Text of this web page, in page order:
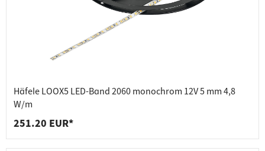
Häfele LOOX5 LED-Band 2060 monochrom 12V 5 mm 4,8
W/m
251.20 EUR*